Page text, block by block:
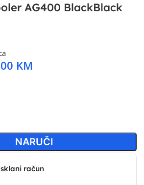
AG400 BlackBlack
KM
NARUČI
račun